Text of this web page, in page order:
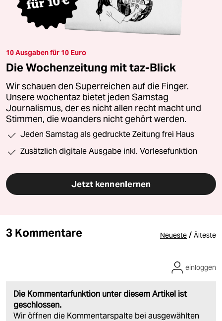
10 Ausgaben für 10 Euro
Die Wochenzeitung mit taz-Blick
Wir schauen den Superreichen auf die Finger.
Unsere wochentaz bietet jeden Samstag
Journalismus, der es nicht allen recht macht und
Stimmen, die woanders nicht gehört werden.
Jeden Samstag als gedruckte Zeitung frei Haus
Zusätzlich digitale Ausgabe inkl. Vorlesefunktion
Jetzt kennenlernen
3 Kommentare Neueste / Älteste
Die Kommentarfunktion unter diesem Artikel ist
geschlossen.
Wir öffnen die Kommentarspalte bei ausgewählten
einloggen